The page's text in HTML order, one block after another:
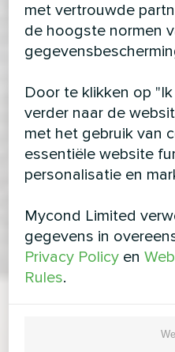
met vertrouwde
de hoogste normen
Door te klikken op
verder naar de
met het gebruik van
essentiële website
personalisatie en
Mycond Limited
gegevens in
Privacy Policy en
Rules.